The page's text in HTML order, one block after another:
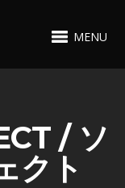
MENU
/ ソ
クト